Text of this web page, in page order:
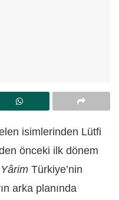
isimlerinden Lütfi
önceki ilk dönem
Türkiye’nin
arka planında